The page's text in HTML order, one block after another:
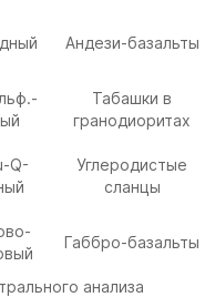
Андези-базальты
Табашки в
гранодиоритах
Q-
Углеродистые
сланцы
Габбро-базальты
анализа